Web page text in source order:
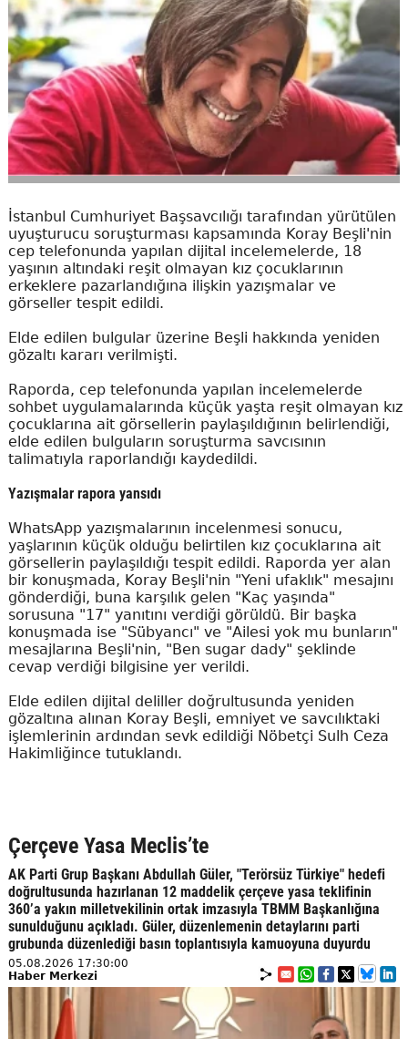
İstanbul Cumhuriyet Başsavcılığı tarafından yürütülen
uyuşturucu soruşturması kapsamında Koray Beşli'nin
cep telefonunda yapılan dijital incelemelerde, 18
yaşının altındaki reşit olmayan kız çocuklarının
erkeklere pazarlandığına ilişkin yazışmalar ve
görseller tespit edildi.
Elde edilen bulgular üzerine Beşli hakkında yeniden
gözaltı kararı verilmişti.
Raporda, cep telefonunda yapılan incelemelerde
sohbet uygulamalarında küçük yaşta reşit olmayan kız
çocuklarına ait görsellerin paylaşıldığının belirlendiği,
elde edilen bulguların soruşturma savcısının
talimatıyla raporlandığı kaydedildi.
Yazışmalar rapora yansıdı
WhatsApp yazışmalarının incelenmesi sonucu,
yaşlarının küçük olduğu belirtilen kız çocuklarına ait
görsellerin paylaşıldığı tespit edildi. Raporda yer alan
bir konuşmada, Koray Beşli'nin "Yeni ufaklık" mesajını
gönderdiği, buna karşılık gelen "Kaç yaşında"
sorusuna "17" yanıtını verdiği görüldü. Bir başka
konuşmada ise "Sübyancı" ve "Ailesi yok mu bunların"
mesajlarına Beşli'nin, "Ben sugar dady" şeklinde
cevap verdiği bilgisine yer verildi.
Elde edilen dijital deliller doğrultusunda yeniden
gözaltına alınan Koray Beşli, emniyet ve savcılıktaki
işlemlerinin ardından sevk edildiği Nöbetçi Sulh Ceza
Hakimliğince tutuklandı.
Çerçeve Yasa Meclis’te
AK Parti Grup Başkanı Abdullah Güler, "Terörsüz Türkiye" hedefi
doğrultusunda hazırlanan 12 maddelik çerçeve yasa teklifinin
360’a yakın milletvekilinin ortak imzasıyla TBMM Başkanlığına
sunulduğunu açıkladı. Güler, düzenlemenin detaylarını parti
grubunda düzenlediği basın toplantısıyla kamuoyuna duyurdu
05.08.2026 17:30:00
Haber Merkezi